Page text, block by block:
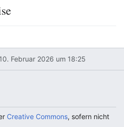
Februar 2026 um 18:25
Creative Commons, sofern nicht